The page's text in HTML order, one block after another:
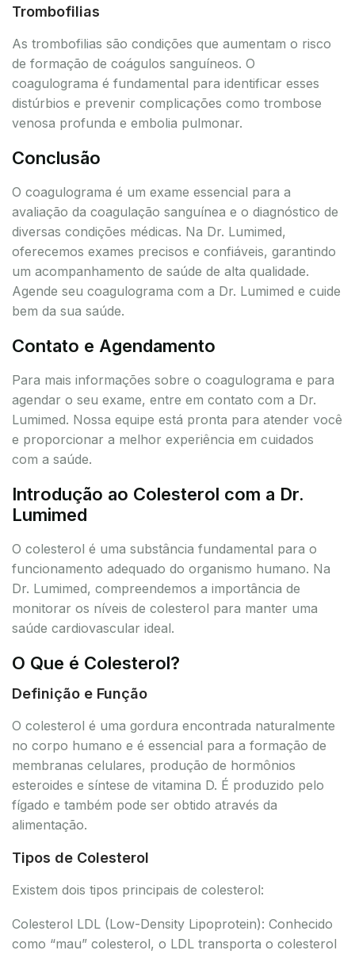
Trombofilias
As trombofilias são condições que aumentam o risco
de formação de coágulos sanguíneos. O
coagulograma é fundamental para identificar esses
distúrbios e prevenir complicações como trombose
venosa profunda e embolia pulmonar.
Conclusão
O coagulograma é um exame essencial para a
avaliação da coagulação sanguínea e o diagnóstico de
diversas condições médicas. Na Dr. Lumimed,
oferecemos exames precisos e confiáveis, garantindo
um acompanhamento de saúde de alta qualidade.
Agende seu coagulograma com a Dr. Lumimed e cuide
bem da sua saúde.
Contato e Agendamento
Para mais informações sobre o coagulograma e para
agendar o seu exame, entre em contato com a Dr.
Lumimed. Nossa equipe está pronta para atender você
e proporcionar a melhor experiência em cuidados
com a saúde.
Introdução ao Colesterol com a Dr.
Lumimed
O colesterol é uma substância fundamental para o
funcionamento adequado do organismo humano. Na
Dr. Lumimed, compreendemos a importância de
monitorar os níveis de colesterol para manter uma
saúde cardiovascular ideal.
O Que é Colesterol?
Definição e Função
O colesterol é uma gordura encontrada naturalmente
no corpo humano e é essencial para a formação de
membranas celulares, produção de hormônios
esteroides e síntese de vitamina D. É produzido pelo
fígado e também pode ser obtido através da
alimentação.
Tipos de Colesterol
Existem dois tipos principais de colesterol:
Colesterol LDL (Low-Density Lipoprotein): Conhecido
como “mau” colesterol, o LDL transporta o colesterol